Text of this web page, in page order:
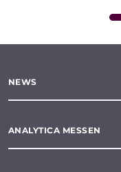
NEWS
ANALYTICA MESSEN